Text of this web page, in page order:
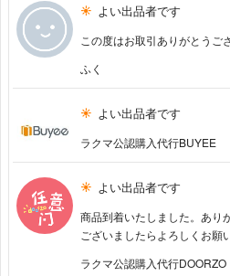
よい出品者です
この度はお取引ありがとうご
ふく
よい出品者です
ラクマ公認購入代行BUYEE
よい出品者です
商品到着いたしました。あり
ございましたらよろしくお願
ラクマ公認購入代行DOORZO